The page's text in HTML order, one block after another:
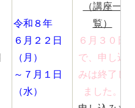
令和８年
６月２２日
（月）
～７月１日
（水）
（講座一
覧）
６月３０日
で、申し込
みは終了し
ました。